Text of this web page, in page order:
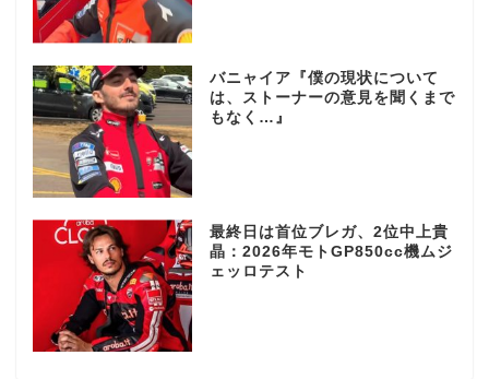
バニャイア『僕の現状について
は、ストーナーの意見を聞くまで
もなく…』
最終日は首位ブレガ、2位中上貴
晶：2026年モトGP850cc機ムジ
ェッロテスト